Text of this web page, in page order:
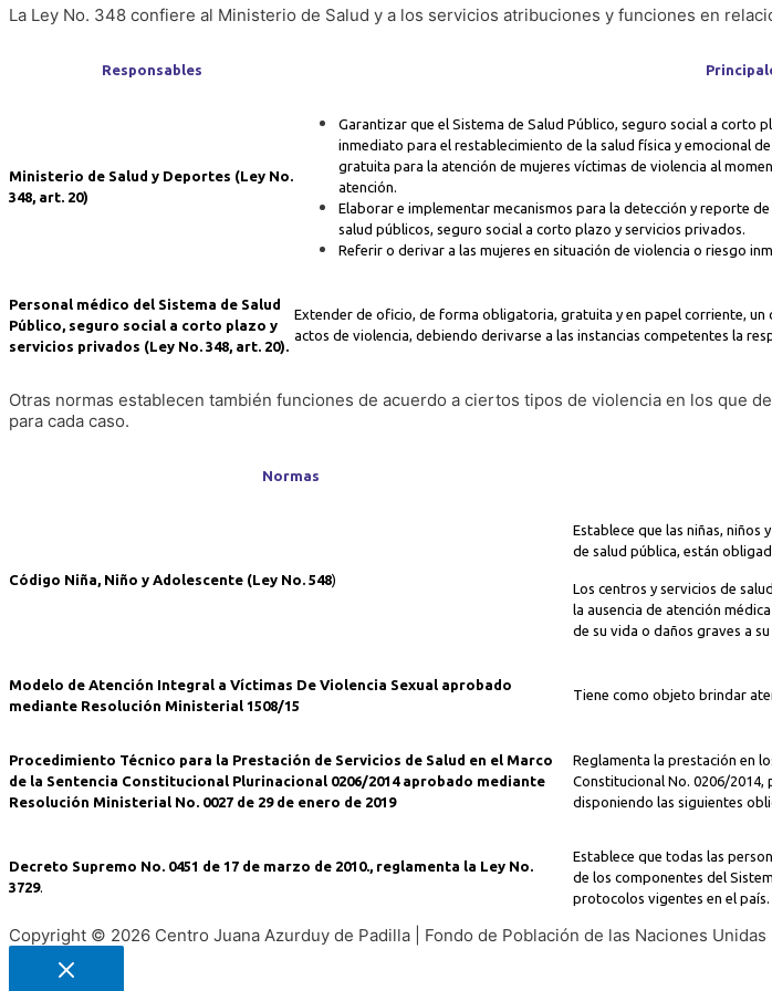
La Ley No. 348 confiere al Ministerio de Salud y a los servicios atribuciones y funciones en
Responsables
Ministerio de Salud y Deportes (Ley No.
348, art. 20)
Garantizar que el Sistema de Salud Público, seguro social a corto
inmediato para el restablecimiento de la salud física y emocional
gratuita para la atención de mujeres víctimas de violencia al
atención.
Elaborar e implementar mecanismos para la detección y reporte
salud públicos, seguro social a corto plazo y servicios privados.
Referir o derivar a las mujeres en situación de violencia o riesgo
Personal médico del Sistema de Salud
Público, seguro social a corto plazo y
servicios privados (Ley No. 348, art. 20).
Extender de oficio, de forma obligatoria, gratuita y en papel corriente,
actos de violencia, debiendo derivarse a las instancias competentes la
Otras normas establecen también funciones de acuerdo a ciertos tipos de violencia en los que
para cada caso.
Normas
Código Niña, Niño y Adolescente (Ley No. 548)
Establece que las niñas, niños
de salud pública, están
Los centros y servicios de
la ausencia de atención
de su vida o daños graves a su
Modelo de Atención Integral a Víctimas De Violencia Sexual aprobado
mediante Resolución Ministerial 1508/15
Tiene como objeto brindar
Procedimiento Técnico para la Prestación de Servicios de Salud en el Marco
de la Sentencia Constitucional Plurinacional 0206/2014 aprobado mediante
Resolución Ministerial No. 0027 de 29 de enero de 2019
Reglamenta la prestación en
Constitucional No. 0206/2014,
disponiendo las siguientes
Decreto Supremo No. 0451 de 17 de marzo de 2010., reglamenta la Ley No.
3729.
Establece que todas las
de los componentes del
protocolos vigentes en el país.
Copyright © 2026 Centro Juana Azurduy de Padilla | Fondo de Población de las Naciones Unidas